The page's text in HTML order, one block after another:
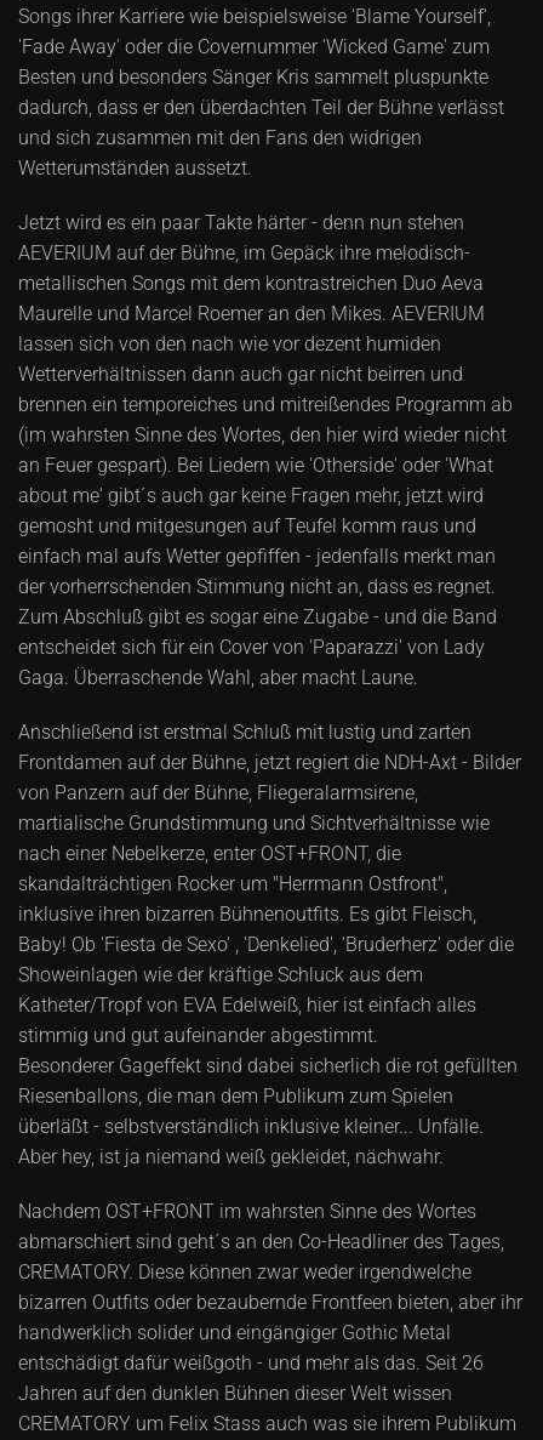
Songs ihrer Karriere wie beispielsweise 'Blame Yourself',
'Fade Away' oder die Covernummer 'Wicked Game' zum
Besten und besonders Sänger Kris sammelt pluspunkte
dadurch, dass er den überdachten Teil der Bühne verlässt
und sich zusammen mit den Fans den widrigen
Wetterumständen aussetzt.
Jetzt wird es ein paar Takte härter - denn nun stehen
AEVERIUM auf der Bühne, im Gepäck ihre melodisch-
metallischen Songs mit dem kontrastreichen Duo Aeva
Maurelle und Marcel Roemer an den Mikes. AEVERIUM
lassen sich von den nach wie vor dezent humiden
Wetterverhältnissen dann auch gar nicht beirren und
brennen ein temporeiches und mitreißendes Programm ab
(im wahrsten Sinne des Wortes, den hier wird wieder nicht
an Feuer gespart). Bei Liedern wie 'Otherside' oder 'What
about me' gibt´s auch gar keine Fragen mehr, jetzt wird
gemosht und mitgesungen auf Teufel komm raus und
einfach mal aufs Wetter gepfiffen - jedenfalls merkt man
der vorherrschenden Stimmung nicht an, dass es regnet.
Zum Abschluß gibt es sogar eine Zugabe - und die Band
entscheidet sich für ein Cover von 'Paparazzi' von Lady
Gaga. Überraschende Wahl, aber macht Laune.
Anschließend ist erstmal Schluß mit lustig und zarten
Frontdamen auf der Bühne, jetzt regiert die NDH-Axt - Bilder
von Panzern auf der Bühne, Fliegeralarmsirene,
martialische Grundstimmung und Sichtverhältnisse wie
nach einer Nebelkerze, enter OST+FRONT, die
skandalträchtigen Rocker um "Herrmann Ostfront",
inklusive ihren bizarren Bühnenoutfits. Es gibt Fleisch,
Baby! Ob 'Fiesta de Sexo' , 'Denkelied', 'Bruderherz' oder die
Showeinlagen wie der kräftige Schluck aus dem
Katheter/Tropf von EVA Edelweiß, hier ist einfach alles
stimmig und gut aufeinander abgestimmt.
Besonderer Gageffekt sind dabei sicherlich die rot gefüllten
Riesenballons, die man dem Publikum zum Spielen
überläßt - selbstverständlich inklusive kleiner... Unfälle.
Aber hey, ist ja niemand weiß gekleidet, nächwahr.
Nachdem OST+FRONT im wahrsten Sinne des Wortes
abmarschiert sind geht´s an den Co-Headliner des Tages,
CREMATORY. Diese können zwar weder irgendwelche
bizarren Outfits oder bezaubernde Frontfeen bieten, aber ihr
handwerklich solider und eingängiger Gothic Metal
entschädigt dafür weißgoth - und mehr als das. Seit 26
Jahren auf den dunklen Bühnen dieser Welt wissen
CREMATORY um Felix Stass auch was sie ihrem Publikum